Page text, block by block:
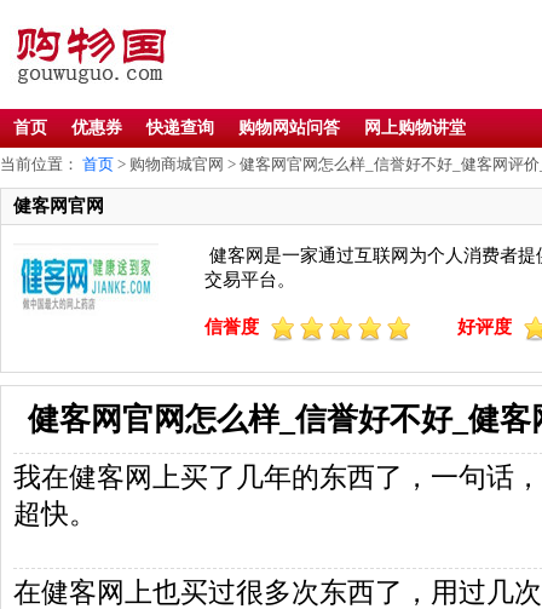
首页 优惠券 快递查询 购物网站问答
网上购物讲堂
当前位置： 首页 > 购物商城官网 > 健客网官网怎么样_信誉好不好_健客网评
健客网官网
健客网是一家通过互联网为个人消费者
交易平台。
信誉度 好评度
健客网官网怎么样_信誉好不好_健
我在健客网上买了几年的东西了，一句话
超快。
在健客网上也买过很多次东西了，用过几